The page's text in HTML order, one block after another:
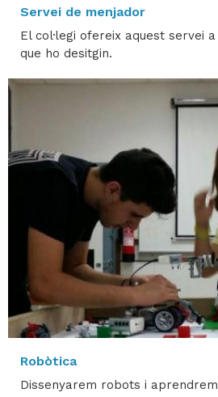
Servei de menjador
El col·legi ofereix aquest servei
que ho desitgin.
Robòtica
Dissenyarem robots i